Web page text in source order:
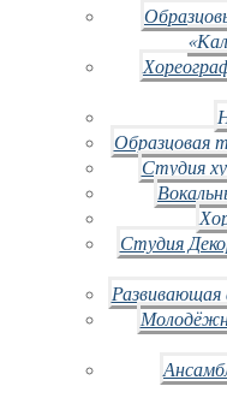
Образцовая
Студия
Студия
Развивающая